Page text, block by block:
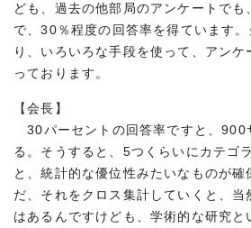
ども、過去の他部局のアンケートでも
で、30％程度の回答率を得ています
り、いろいろな手段を使って、アンケ
っております。
【会長】
30パーセントの回答率ですと、900
る。そうすると、5つくらいにカテゴ
と、統計的な優位性みたいなものが確
だ、それをクロス集計していくと、当
はあるんですけども、学術的な研究と